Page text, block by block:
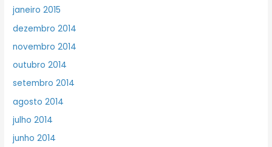
janeiro 2015
dezembro 2014
novembro 2014
outubro 2014
setembro 2014
agosto 2014
julho 2014
junho 2014